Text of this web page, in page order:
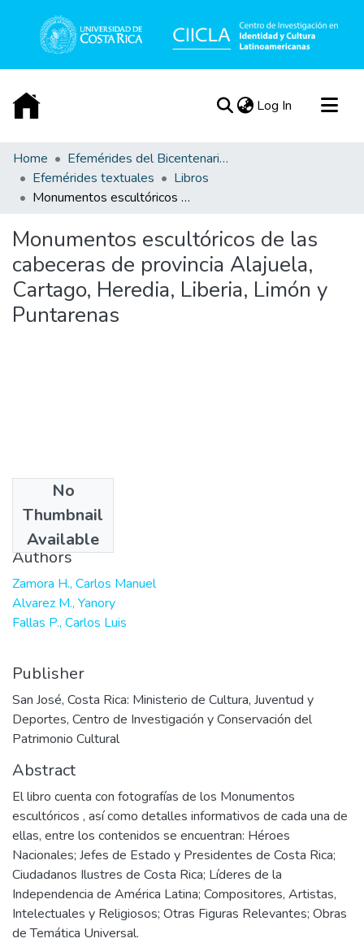
Log In (current)
Communities & Collections
All of DSpace
Statistics
Acerca de
Home
Efemérides del Bicentenario de la Independencia de Costa Rica
Efemérides textuales
Libros
Monumentos escultóricos de las cabeceras de provincia Alajuela, Cartago, Heredia, Liberia, Limón y Puntarenas
Monumentos escultóricos de las
cabeceras de provincia Alajuela,
Cartago, Heredia, Liberia, Limón y
Puntarenas
No
Thumbnail
Available
1997
Authors
Zamora H., Carlos Manuel
Alvarez M., Yanory
Fallas P., Carlos Luis
Publisher
San José, Costa Rica: Ministerio de Cultura, Juventud y
Deportes, Centro de Investigación y Conservación del
Patrimonio Cultural
Abstract
El libro cuenta con fotografías de los Monumentos
escultóricos , así como detalles informativos de cada una de
ellas, entre los contenidos se encuentran: Héroes
Nacionales; Jefes de Estado y Presidentes de Costa Rica;
Ciudadanos Ilustres de Costa Rica; Líderes de la
Independencia de América Latina; Compositores, Artistas,
Intelectuales y Religiosos; Otras Figuras Relevantes; Obras
de Temática Universal.